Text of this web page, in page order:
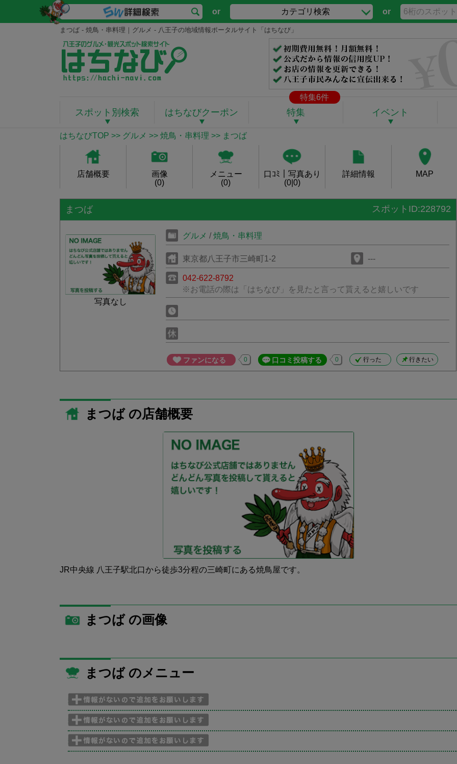
or カテゴリ検索 or
まつば - 焼鳥・串料理｜グルメ - 八王子の地域情報ポータルサイト「はちなび」
特集6件
スポット別検索 はちなびクーポン 特集 イベント
はちなびTOP >> グルメ >> 焼鳥・串料理 >> まつば
店舗概要
画像
(0)
メニュー
(0)
口ｺﾐ｜写真あり
(0|0)
詳細情報 MAP
まつば スポットID:228792
写真なし
グルメ / 焼鳥・串料理
東京都八王子市三崎町1-2 ---
042-622-8792
※お電話の際は「はちなび」を見たと言って貰えると嬉しいです
ファンになる 0 口コミ投稿する 0 行った 行きたい
まつば の店舗概要
JR中央線 八王子駅北口から徒歩3分程の三崎町にある焼鳥屋です。
まつば の画像
まつば のメニュー